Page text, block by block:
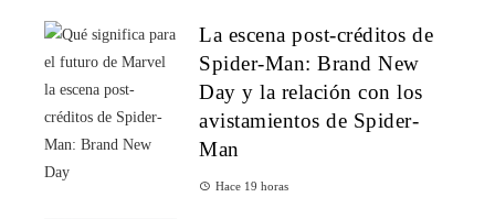
La escena post-créditos de
Spider-Man: Brand New
Day y la relación con los
avistamientos de Spider-
Man
Hace 19 horas